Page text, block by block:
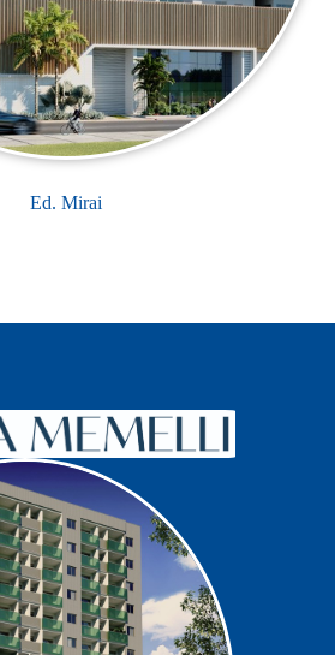
Ed. Acqua Itaparica